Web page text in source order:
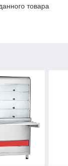
товара